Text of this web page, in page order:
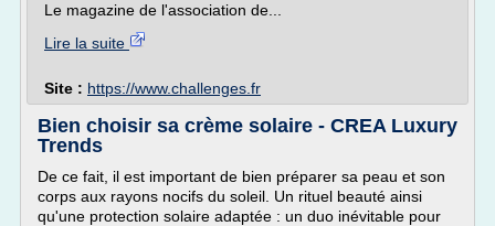
Le magazine de l'association de...
Lire la suite
Site : https://www.challenges.fr
Bien choisir sa crème solaire - CREA Luxury
Trends
De ce fait, il est important de bien préparer sa peau et son
corps aux rayons nocifs du soleil. Un rituel beauté ainsi
qu'une protection solaire adaptée : un duo inévitable pour